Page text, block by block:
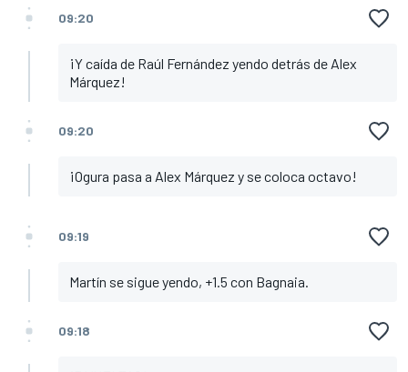
09:20
¡Y caída de Raúl Fernández yendo detrás de Alex
Márquez!
09:20
¡Ogura pasa a Alex Márquez y se coloca octavo!
09:19
Martín se sigue yendo, +1.5 con Bagnaia.
09:18